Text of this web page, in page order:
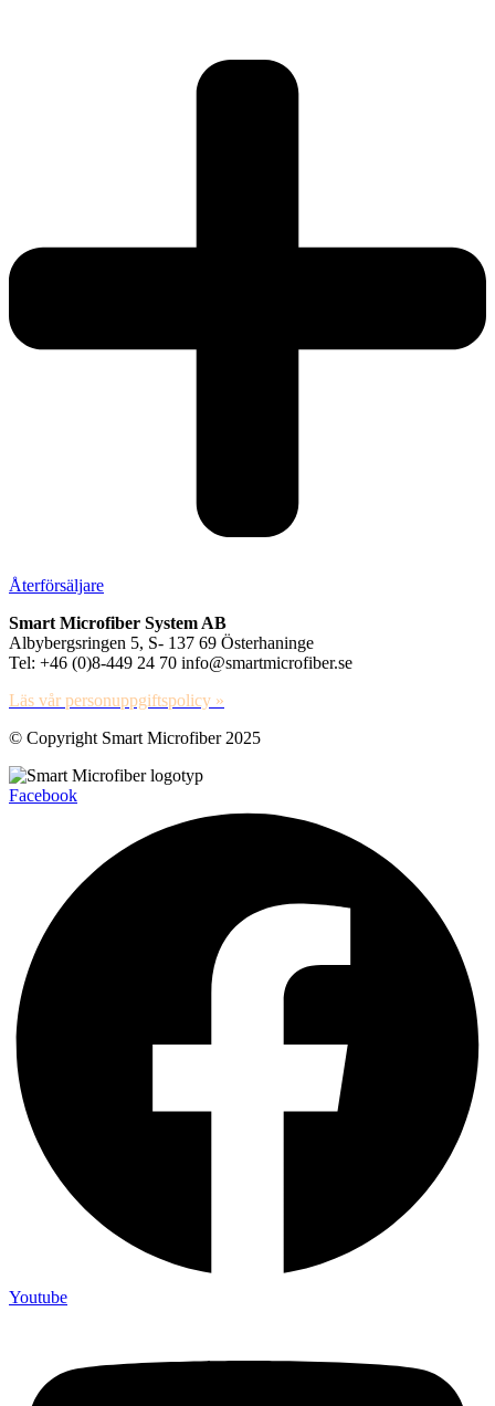
Återförsäljare
Smart Microfiber System AB
Albybergsringen 5, S- 137 69 Österhaninge
Tel: +46 (0)8-449 24 70 info@smartmicrofiber.se
Läs vår personuppgiftspolicy »
© Copyright Smart Microfiber 2025
Facebook
Youtube